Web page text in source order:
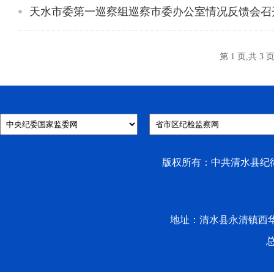
天水市委第一巡察组巡察市委办公室情况反馈会召
第 1 页,共 3 页
版权所有：中共清水县纪
地址：清水县永清镇西